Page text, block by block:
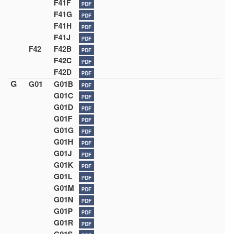
F41F PDF
F41G PDF
F41H PDF
F41J PDF
F42 F42B PDF
F42C PDF
F42D PDF
G G01 G01B PDF
G01C PDF
G01D PDF
G01F PDF
G01G PDF
G01H PDF
G01J PDF
G01K PDF
G01L PDF
G01M PDF
G01N PDF
G01P PDF
G01R PDF